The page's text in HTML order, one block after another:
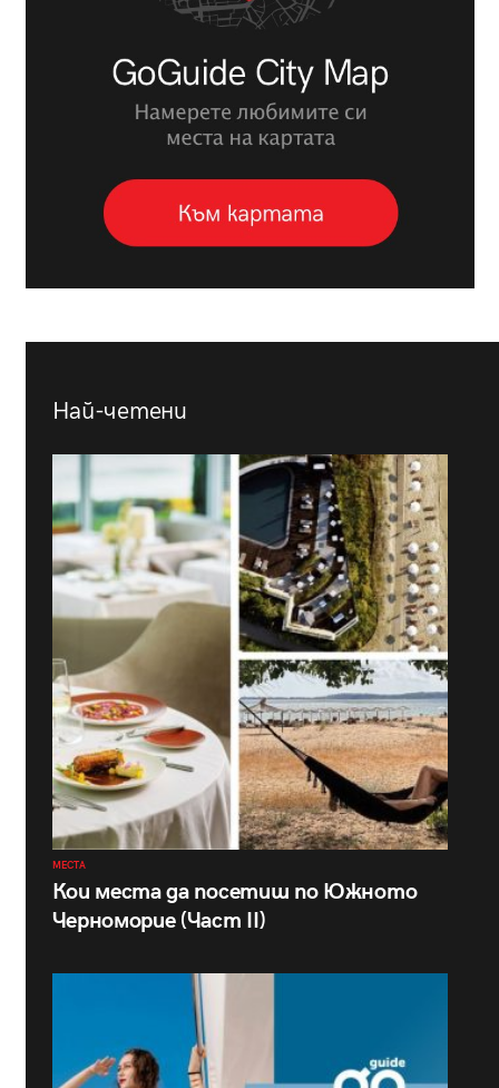
Най-четени
МЕСТА
Кои места да посетиш по Южното
Черноморие (Част II)